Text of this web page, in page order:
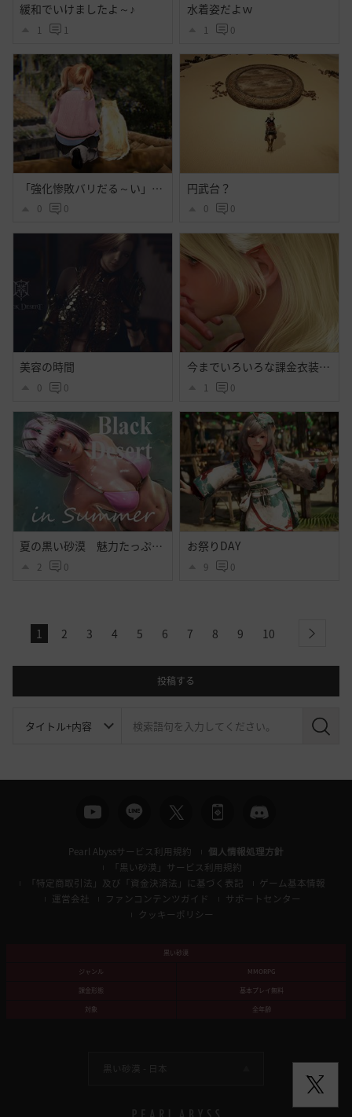
緩和でいけましたよ～♪
1 1
水着姿だよｗ
1 0
「強化惨敗バリだる～い」「・・・」
0 0
円武台？
0 0
美容の時間
0 0
今までいろいろな課金衣装出てそれなりに好きだったけど今回程心奪われた衣装はなかったよ・・大好きだよシトラス・・ハイセンス過ぎるよ黒砂漠☝️ぃえーぃ！
1 0
夏の黒い砂漠 魅力たっぷりシトラス衣装のｓｓ その２
2 0
お祭りDAY
9 0
1 2 3 4 5 6 7 8 9 10 next
投稿する
検
Pearl Abyssサービス利用規約
個人情報処理方針
「黒い砂漠」サービス利用規約
「特定商取引法」及び「資金決済法」に基づく表記
ゲーム基本情報
運営会社
ファンコンテンツガイド
サポートセンター
クッキーポリシー
黒い砂漠
ジャンル
MMORPG
課金形態
基本プレイ無料
対象
全年齢
黒い砂漠 - 日本